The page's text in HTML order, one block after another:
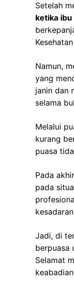
Setelah
ketika
Namun,
yang
janin dan
selama
Melalui
kurang
puasa
Pada
pada
Jadi, di
berpuasa
Selamat